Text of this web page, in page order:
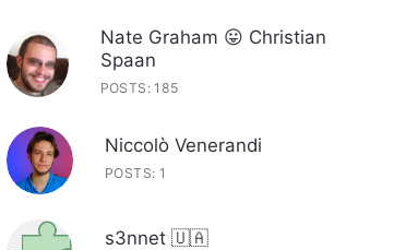
Nate Graham 😛 Christian
Spaan
POSTS: 185
Niccolò Venerandi
POSTS: 1
s3nnet 🇺🇦